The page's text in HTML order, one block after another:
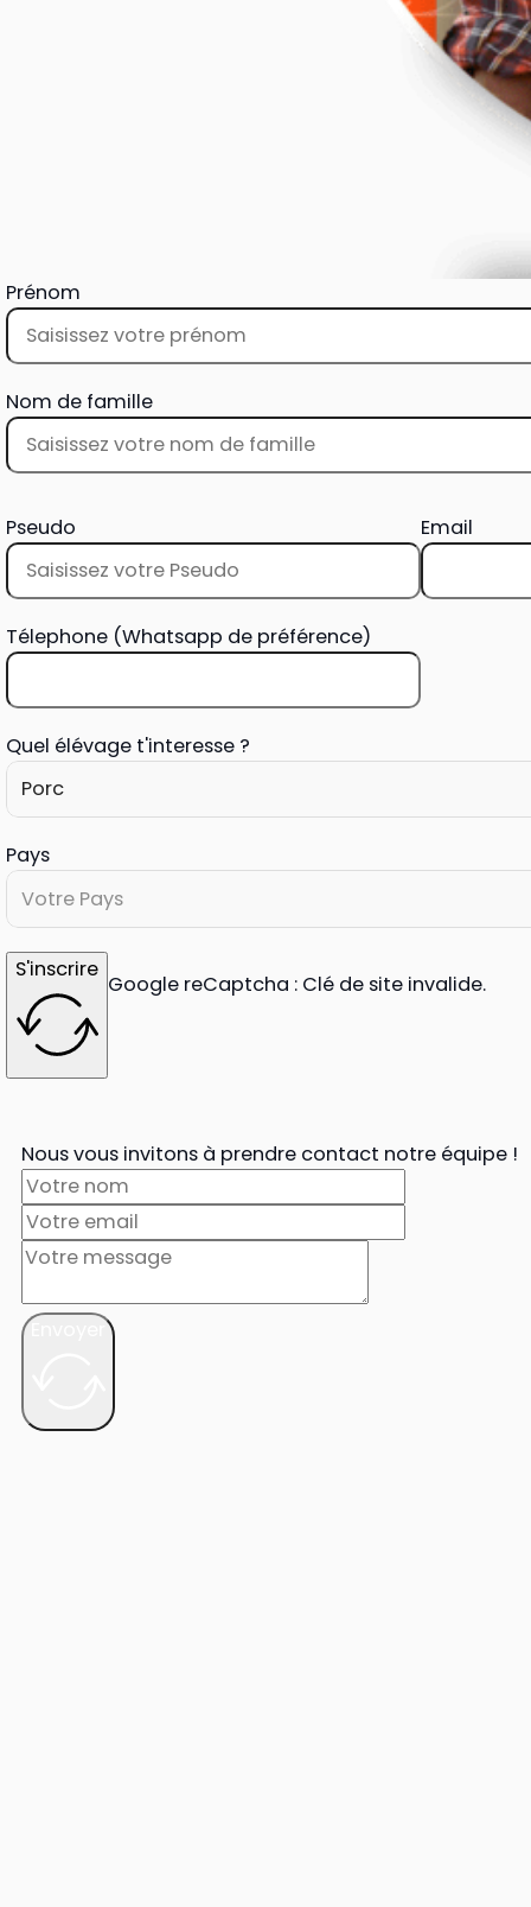
Prénom
Nom de famille
Pseudo Email
Télephone (Whatsapp de préférence)
Quel élévage t'interesse ?
Porc
Pays
Votre Pays
S'inscrire
Google reCaptcha : Clé de site invalide.
Nous vous invitons à prendre contact notre équipe !
Envoyer